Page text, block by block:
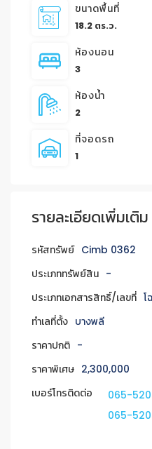
ขนาดพื้นที่
18.2 ตร.ว.
ห้องนอน
3
ห้องน้ำ
2
ที่จอดรถ
1
รายละเอียดเพิ่มเติม
รหัสทรัพย์ Cimb 0362
ประเภททรัพย์สิน -
ประเภทเอกสารสิทธิ์/เลขที่ โ
ทำเลที่ตั้ง บางพลี
ราคาปกติ -
ราคาพิเศษ 2,300,000
เบอร์โทรติดต่อ
065-
065-